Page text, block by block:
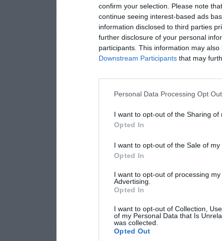
confirm your selection. Please note
continue seeing interest-based ads
information disclosed to third parties
further disclosure of your personal
participants. This information may
Downstream Participants that may
Personal Data Processing Opt
I want to opt-out of the Sharing of
Opted In
I want to opt-out of the Sale of
Opted In
I want to opt-out of processing
Advertising.
Opted In
I want to opt-out of Collection,
of my Personal Data that Is
was collected.
Opted Out